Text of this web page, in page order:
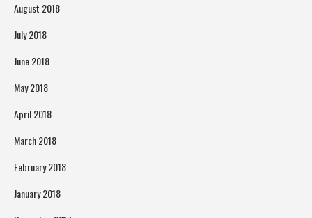
August 2018
July 2018
June 2018
May 2018
April 2018
March 2018
February 2018
January 2018